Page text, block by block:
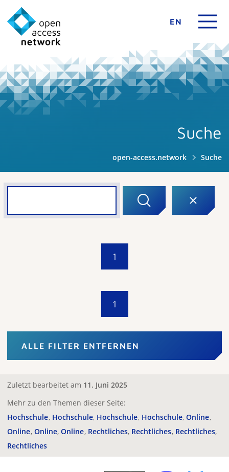
EN
Suche
open-access.network Suche
1
1
ALLE FILTER ENTFERNEN
Zuletzt bearbeitet am 11. Juni 2025
Mehr zu den Themen dieser Seite:
Hochschule Hochschule Hochschule Hochschule Online
Online Online Online Rechtliches Rechtliches Rechtliches
Rechtliches